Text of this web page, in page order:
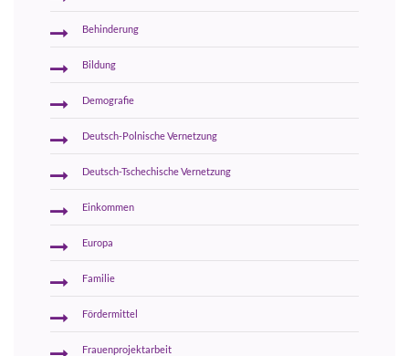
Behinderung
Bildung
Demografie
Deutsch-Polnische Vernetzung
Deutsch-Tschechische Vernetzung
Einkommen
Europa
Familie
Fördermittel
Frauenprojektarbeit